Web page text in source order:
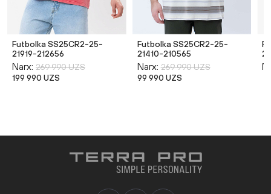
Futbolka SS25CR2-25-
21919-212656
Narx: 269 990 UZS
199 990 UZS
Futbolka SS25CR2-25-
21410-210565
Narx: 269 990 UZS
99 990 UZS